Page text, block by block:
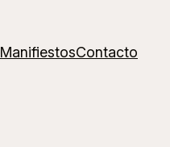
ManifiestosContacto